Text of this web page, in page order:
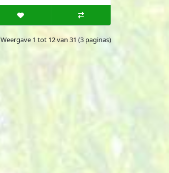
Weergave 1 tot 12 van 31 (3 paginas)